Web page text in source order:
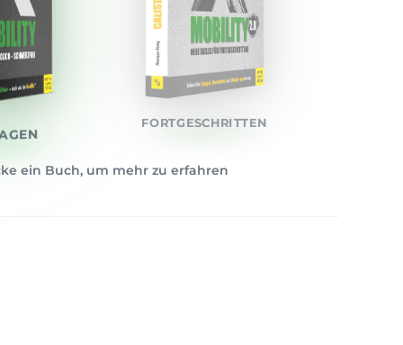
FORTGESCHRITTEN
ein Buch, um mehr zu erfahren